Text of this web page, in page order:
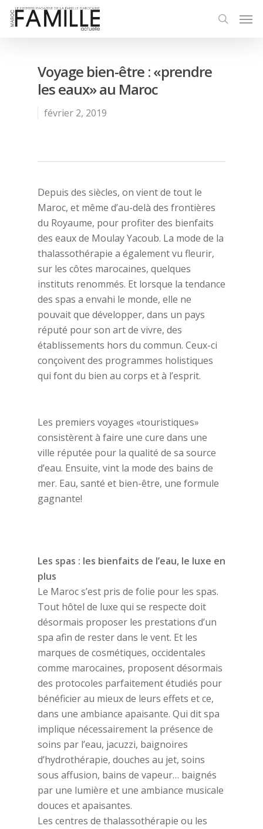
Voyage bien-être : «prendre
les eaux» au Maroc
février 2, 2019
Depuis des siècles, on vient de tout le
Maroc, et même d’au-delà des frontières
du Royaume, pour profiter des bienfaits
des eaux de Moulay Yacoub. La mode de la
thalassothérapie a également vu fleurir,
sur les côtes marocaines, quelques
instituts renommés. Et lorsque la tendance
des spas a envahi le monde, elle ne
pouvait que développer, dans un pays
réputé pour son art de vivre, des
établissements hors du commun. Ceux-ci
conçoivent des programmes holistiques
qui font du bien au corps et à l’esprit.
Les premiers voyages «touristiques»
consistèrent à faire une cure dans une
ville réputée pour la qualité de sa source
d’eau. Ensuite, vint la mode des bains de
mer. Eau, santé et bien-être, une formule
gagnante!
Les spas : les bienfaits de l’eau, le luxe en
plus
Le Maroc s’est pris de folie pour les spas.
Tout hôtel de luxe qui se respecte doit
désormais proposer les prestations d’un
spa afin de rester dans le vent. Et les
marques de cosmétiques, occidentales
comme marocaines, proposent désormais
des protocoles parfaitement étudiés pour
bénéficier au mieux de leurs effets et ce,
dans une ambiance apaisante. Qui dit spa
implique nécessairement la présence de
soins par l’eau, jacuzzi, baignoires
d’hydrothérapie, douches au jet, soins
sous affusion, bains de vapeur… baignés
par une lumière et une ambiance musicale
douces et apaisantes.
Les centres de thalassothérapie ou les